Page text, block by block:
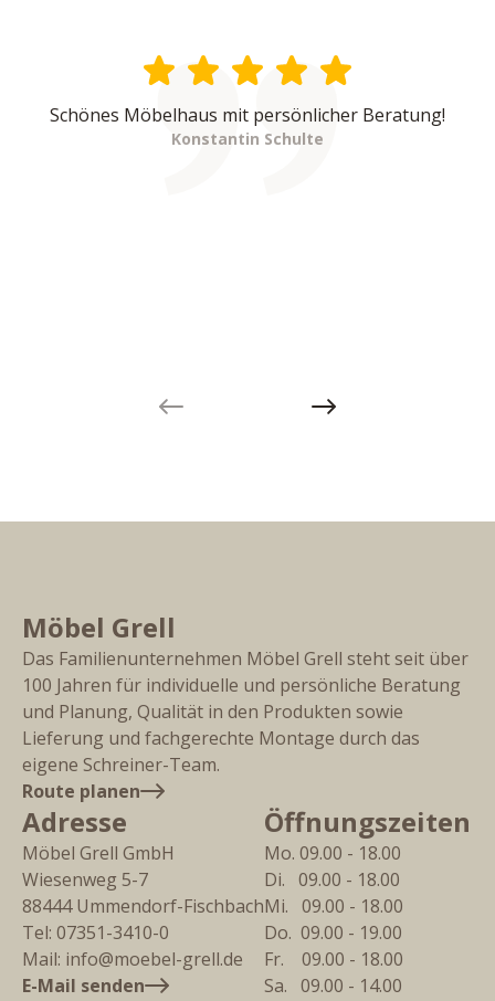
Schönes Möbelhaus mit persönlicher Beratung!
Konstantin Schulte
Next slide
Möbel Grell
Das Familienunternehmen Möbel Grell steht seit über
100 Jahren für individuelle und persönliche Beratung
und Planung, Qualität in den Produkten sowie
Lieferung und fachgerechte Montage durch das
eigene Schreiner-Team.
Route planen
Adresse
Möbel Grell GmbH
Wiesenweg 5-7
88444 Ummendorf-Fischbach
Tel: 07351-3410-0
Mail: info@moebel-grell.de
E-Mail senden
Öffnungszeiten
Mo. 09.00 - 18.00
Di.   09.00 - 18.00
Mi.   09.00 - 18.00
Do.  09.00 - 19.00
Fr.    09.00 - 18.00
Sa.   09.00 - 14.00